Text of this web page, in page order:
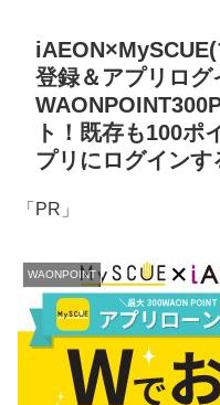
登録＆アプリロ
ト！既存も100ポ
プリにログインす
「PR」
WAONPOINT